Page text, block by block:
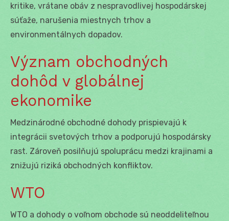
kritike, vrátane obáv z nespravodlivej hospodárskej
súťaže, narušenia miestnych trhov a
environmentálnych dopadov.
Význam obchodných
dohôd v globálnej
ekonomike
Medzinárodné obchodné dohody prispievajú k
integrácii svetových trhov a podporujú hospodársky
rast. Zároveň posilňujú spoluprácu medzi krajinami a
znižujú riziká obchodných konfliktov.
WTO
WTO a dohody o voľnom obchode sú neoddeliteľnou